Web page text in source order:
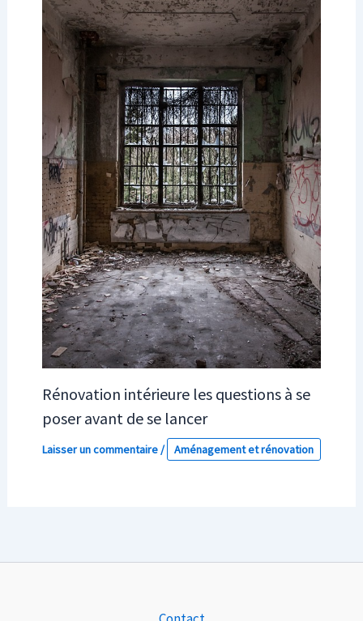
Rénovation intérieure les questions à se
poser avant de se lancer
Laisser un commentaire/ Aménagement et rénovation